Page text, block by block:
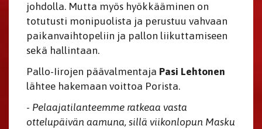
johdolla. Mutta myös hyökkääminen on
totutusti monipuolista ja perustuu vahvaan
paikanvaihtopeliin ja pallon liikuttamiseen
sekä hallintaan.
Pallo-Iirojen päävalmentaja Pasi Lehtonen
lähtee hakemaan voittoa Porista.
- Pelaajatilanteemme ratkeaa vasta
ottelupäivän aamuna, sillä viikonlopun Masku